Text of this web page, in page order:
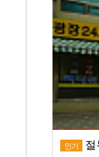
인기 절